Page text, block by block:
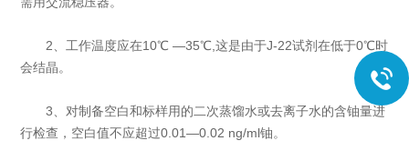
2、工作温度应在10℃ —35℃,这是由于J-22试剂在低于0℃时
会结晶。
3、对制备空白和标样用的二次蒸馏水或去离子水的含铀量进
行检查，空白值不应超过0.01—0.02 ng/ml铀。